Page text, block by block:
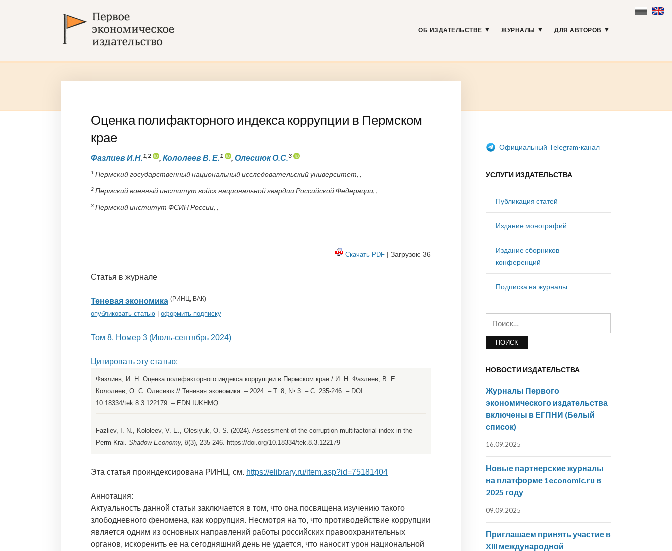
ОБ ИЗДАТЕЛЬСТВЕ ЖУРНАЛЫ ДЛЯ АВТОРОВ
Оценка полифакторного индекса коррупции в Пермском
крае
Фазлиев И.Н.1,2 , Кололеев В. Е.1 , Олесиюк О.С.3
1 Пермский государственный национальный исследовательский университет, ,
2 Пермский военный институт войск национальной гвардии Российской Федерации, ,
3 Пермский институт ФСИН России, ,
Скачать PDF | Загрузок: 36
Статья в журнале
Теневая экономика (РИНЦ, ВАК)
опубликовать статью оформить подписку
Том 8, Номер 3 (Июль-сентябрь 2024)
Цитировать эту статью:
Фазлиев, И. Н. Оценка полифакторного индекса коррупции в Пермском крае / И. Н. Фазлиев, В. Е.
Кололеев, О. С. Олесиюк // Теневая экономика. – 2024. – Т. 8, № 3. – С. 235-246. – DOI
10.18334/tek.8.3.122179. – EDN IUKHMQ.
Fazliev, I. N., Kololeev, V. E., Olesiyuk, O. S. (2024). Assessment of the corruption multifactorial index in the
Perm Krai. Shadow Economy, 8(3), 235-246. https://doi.org/10.18334/tek.8.3.122179
Эта статья проиндексирована РИНЦ, см. https://elibrary.ru/item.asp?id=75181404
Аннотация:
Актуальность данной статьи заключается в том, что она посвящена изучению такого
злободневного феномена, как коррупция. Несмотря на то, что противодействие коррупции
является одним из основных направлений работы российских правоохранительных
органов, искоренить ее на сегодняшний день не удается, что наносит урон национальной
Официальный Telegram-канал
УСЛУГИ ИЗДАТЕЛЬСТВА
Публикация статей
Издание монографий
Издание сборников
конференций
Подписка на журналы
НОВОСТИ ИЗДАТЕЛЬСТВА
Журналы Первого
экономического издательства
включены в ЕГПНИ (Белый
список)
16.09.2025
Новые партнерские журналы
на платформе 1economic.ru в
2025 году
09.09.2025
Приглашаем принять участие в
XIII международной